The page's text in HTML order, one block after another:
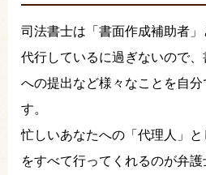
司法書士は「書面作成補助者
代行しているに過ぎないので
への提出など様々なことを自分
す。
忙しいあなたへの「代理人」
をすべて行ってくれるのが弁護